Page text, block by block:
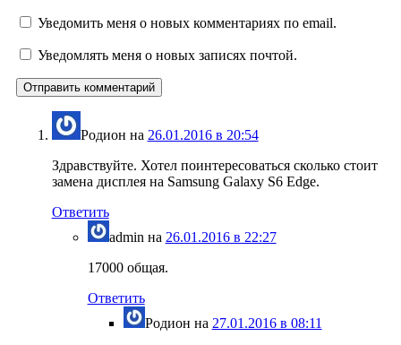
Уведомить меня о новых комментариях по email.
Уведомлять меня о новых записях почтой.
Родион на 26.01.2016 в 20:54
Здравствуйте. Хотел поинтересоваться сколько стоит
замена дисплея на Samsung Galaxy S6 Edge.
Ответить
admin на 26.01.2016 в 22:27
17000 общая.
Ответить
Родион на 27.01.2016 в 08:11